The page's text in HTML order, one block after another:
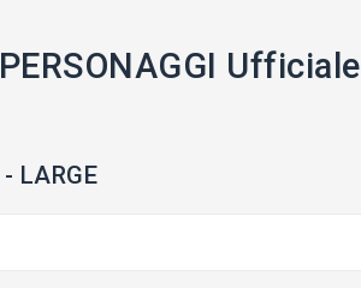
Ufficiale
LARGE